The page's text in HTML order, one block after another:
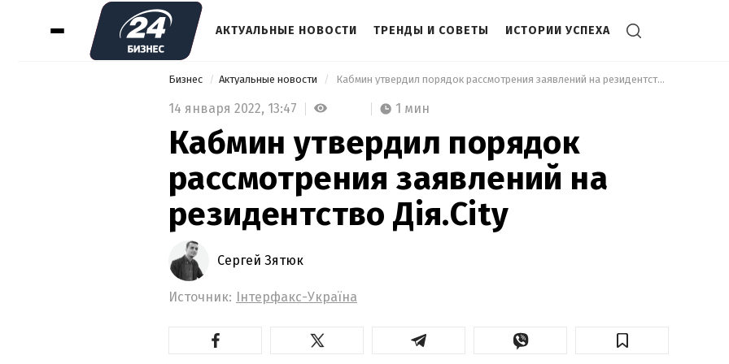
АКТУАЛЬНЫЕ НОВОСТИ ТРЕНДЫ И СОВЕТЫ ИСТОРИИ УСПЕХА
Бизнес Актуальные новости Кабмин утвердил порядок рассмотрения заявлений на резидентство Дія.City
14 января 2022, 13:47 1 мин
Кабмин утвердил порядок
рассмотрения заявлений на
резидентство Дія.City
Сергей Зятюк
Источник: Інтерфакс-Україна